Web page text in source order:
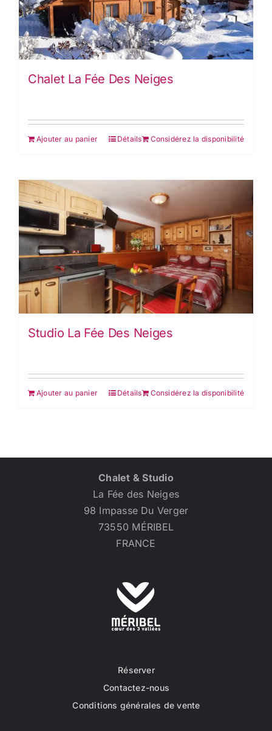
Chalet La Fée Des Neiges
Ajouter au panier Considérez la disponibilité
Détails
Studio La Fée Des Neiges
Ajouter au panier Considérez la disponibilité
Détails
Chalet & Studio
La Fée des Neiges
98 Impasse Du Verger
73550 MÉRIBEL
FRANCE
Réserver
Contactez-nous
Conditions générales de vente